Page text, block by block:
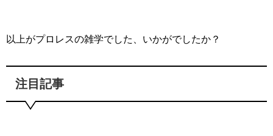
以上がプロレスの雑学でした、いかがでしたか？
注目記事